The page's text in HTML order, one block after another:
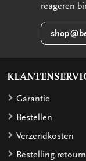
reageren
Garantie
Bestellen
Verzendkosten
Bestelling